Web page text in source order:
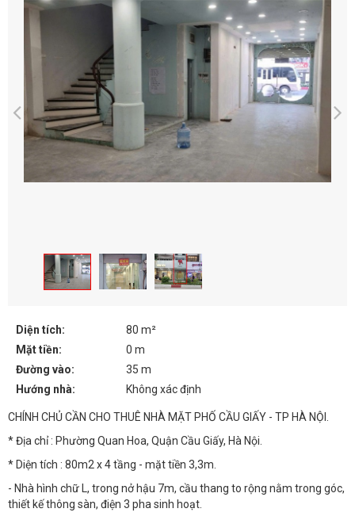
Diện tích:
80 m²
Mặt tiền:
0 m
Đường vào:
35 m
Hướng nhà:
Không xác định
CHÍNH CHỦ CẦN CHO THUÊ NHÀ MẶT PHỐ CẦU GIẤY - TP HÀ NỘI.
* Địa chỉ : Phường Quan Hoa, Quận Cầu Giấy, Hà Nội.
* Diện tích : 80m2 x 4 tầng - mặt tiền 3,3m.
- Nhà hình chữ L, trong nở hậu 7m, cầu thang to rộng nằm trong góc,
thiết kế thông sàn, điện 3 pha sinh hoạt.